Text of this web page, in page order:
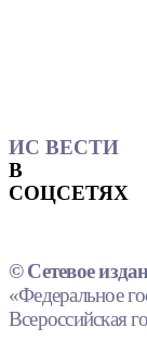
ИС ВЕСТИ
В
СОЦСЕТЯХ
© Сетевое
«Федеральное
Всероссийская